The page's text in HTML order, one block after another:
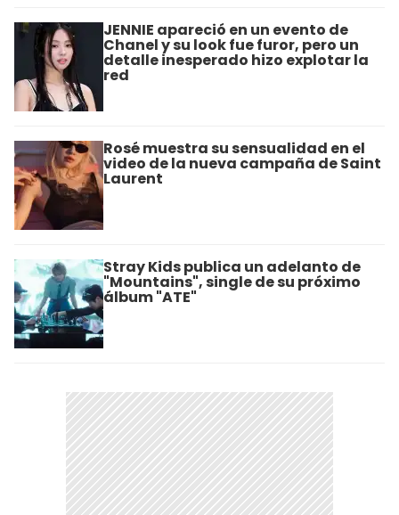
JENNIE apareció en un evento de
Chanel y su look fue furor, pero un
detalle inesperado hizo explotar la
red
Rosé muestra su sensualidad en el
video de la nueva campaña de Saint
Laurent
Stray Kids publica un adelanto de
"Mountains", single de su próximo
álbum "ATE"